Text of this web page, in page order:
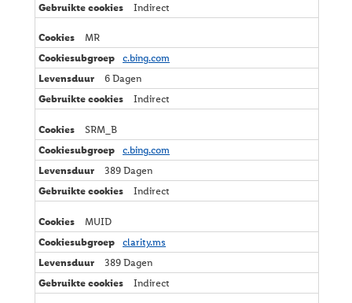
Indirect
MR
c.bing.com
6 Dagen
Indirect
SRM_B
c.bing.com
389 Dagen
Indirect
MUID
clarity.ms
389 Dagen
Indirect